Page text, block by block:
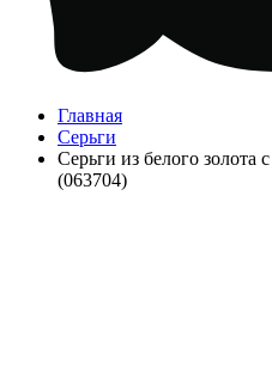
Главная
Серьги
Серьги из белого золота
(063704)